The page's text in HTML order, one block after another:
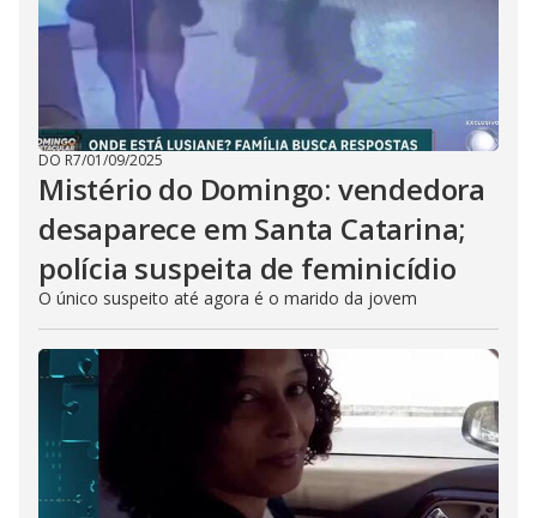
DO R7/01/09/2025
Mistério do Domingo: vendedora
desaparece em Santa Catarina;
polícia suspeita de feminicídio
O único suspeito até agora é o marido da jovem